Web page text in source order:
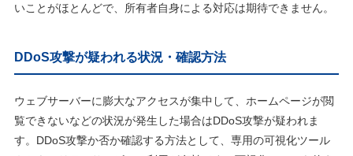
いことがほとんどで、所有者自身による対応は期待できません。
DDoS攻撃が疑われる状況・確認方法
ウェブサーバーに膨大なアクセスが集中して、ホームページが閲
覧できないなどの状況が発生した場合はDDoS攻撃が疑われま
す。DDoS攻撃か否か確認する方法として、専用の可視化ツール